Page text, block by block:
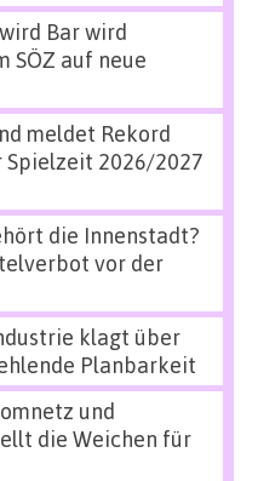
Bar wird
SÖZ auf neue
meldet Rekord
2026/2027
die Innenstadt?
vor der
klagt über
Planbarkeit
und
die Weichen für